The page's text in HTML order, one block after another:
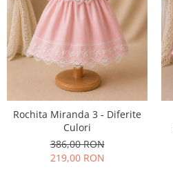
Rochita Miranda 3 - Diferite
Culori
386,00 RON
219,00 RON